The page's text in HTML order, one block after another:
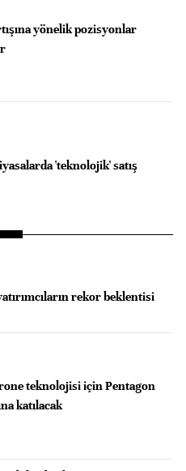
yönelik pozisyonlar
'teknolojik' satış
rekor beklentisi
teknolojisi için Pentagon
katılacak